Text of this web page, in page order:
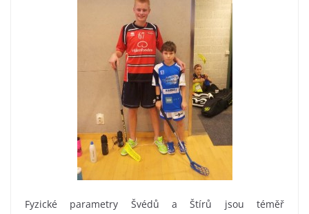
Fyzické parametry Švédů a Štírů jsou téměř